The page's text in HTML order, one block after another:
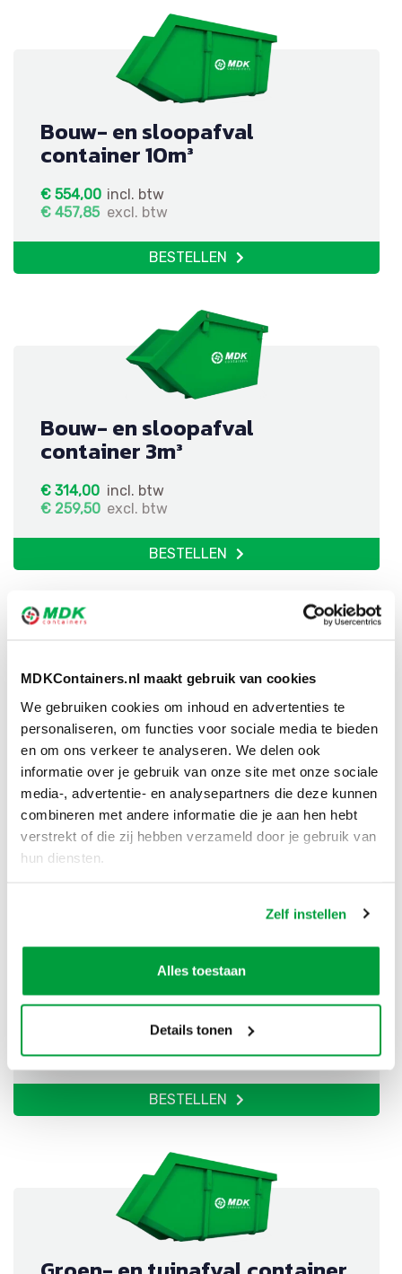
MDKContainers.nl maakt gebruik van cookies
We gebruiken cookies om inhoud en advertenties te
personaliseren, om functies voor sociale media te bieden
en om ons verkeer te analyseren. We delen ook
informatie over je gebruik van onze site met onze sociale
media-, advertentie- en analysepartners die deze kunnen
combineren met andere informatie die je aan hen hebt
verstrekt of die zij hebben verzameld door je gebruik van
hun diensten.
Zelf instellen
Alles toestaan
Details tonen
Bouw- en sloopafval
container 10m³
€ 554,00 incl. btw
€ 457,85 excl. btw
BESTELLEN
Bouw- en sloopafval
container 3m³
€ 314,00 incl. btw
€ 259,50 excl. btw
BESTELLEN
Puinafval container 6m³
214,00
incl. btw
€176,86 excl. btw
Puinafval container 3m³
incl. btw
€152,07 excl. btw
BESTELLEN